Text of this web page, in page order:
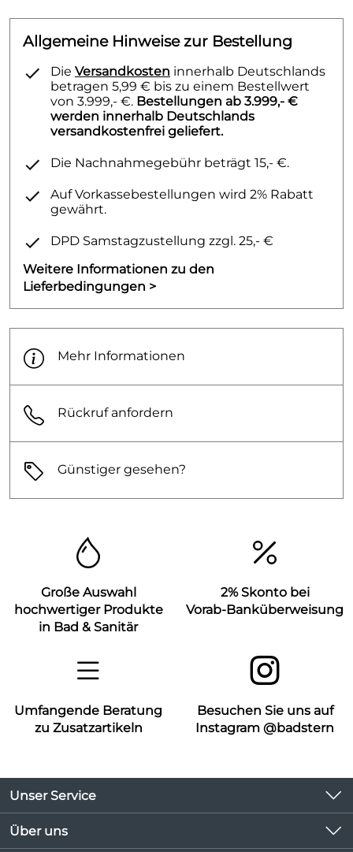
Allgemeine Hinweise zur Bestellung
Die Versandkosten innerhalb Deutschlands
betragen 5,99 € bis zu einem Bestellwert
von 3.999,- €. Bestellungen ab 3.999,- €
werden innerhalb Deutschlands
versandkostenfrei geliefert.
Die Nachnahmegebühr beträgt 15,- €.
Auf Vorkassebestellungen wird 2% Rabatt
gewährt.
DPD Samstagzustellung zzgl. 25,- €
Weitere Informationen zu den
Lieferbedingungen >
Mehr Informationen
Rückruf anfordern
Günstiger gesehen?
Große Auswahl
hochwertiger Produkte
in Bad & Sanitär
2% Skonto bei
Vorab-Banküberweisung
Umfangende Beratung
zu Zusatzartikeln
Besuchen Sie uns auf
Instagram @badstern
Unser Service
Kontakt
Über uns